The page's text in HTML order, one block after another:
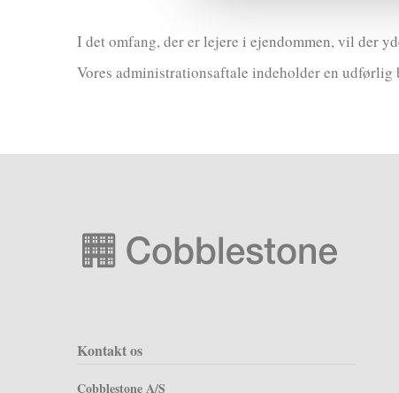
I det omfang, der er lejere i ejendommen, vil der
Vores administrationsaftale indeholder en
Kontakt os
Cobblestone A/S